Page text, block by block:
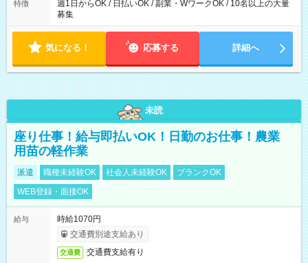
特徴
週1日からOK / 日払いOK / 副業・WワークOK / 10名以上の大量
募集
気になる！ 応募する 詳細へ
未読
座り仕事！給与即払いOK！日勤のお仕事！農業
用苗の軽作業
派遣 職種未経験OK 社会人未経験OK
ブランクOK
WEB登録・面接OK
給与
時給1070円
交通費別途支給あり
交通費 交通費支給有り